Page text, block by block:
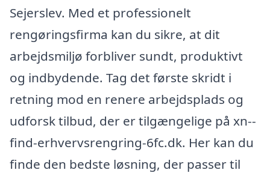
Sejerslev. Med et professionelt
rengøringsfirma kan du sikre, at dit
arbejdsmiljø forbliver sundt, produktivt
og indbydende. Tag det første skridt i
retning mod en renere arbejdsplads og
udforsk tilbud, der er tilgængelige på xn--
find-erhvervsrengring-6fc.dk. Her kan du
finde den bedste løsning, der passer til